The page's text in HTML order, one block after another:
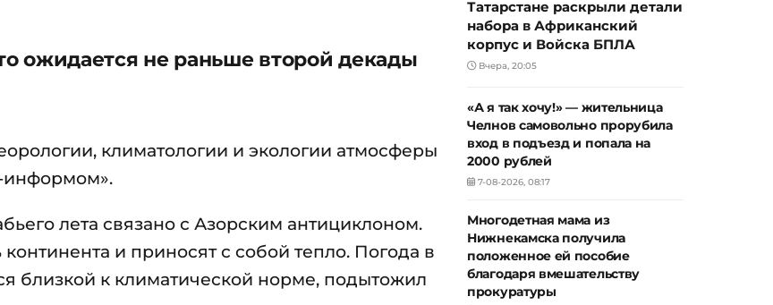
ожидается не раньше второй декады
климатологии и экологии атмосферы
информом».
лета связано с Азорским антициклоном.
и приносят с собой тепло. Погода в
близкой к климатической норме, подытожил
Татарстане раскрыли детали
набора в Африканский
корпус и Войска БПЛА
Вчера, 20:05
«А я так хочу!» — жительница
Челнов самовольно прорубила
вход в подъезд и попала на
2000 рублей
7-08-2026, 08:17
Многодетная мама из
Нижнекамска получила
положенное ей пособие
благодаря вмешательству
прокуратуры